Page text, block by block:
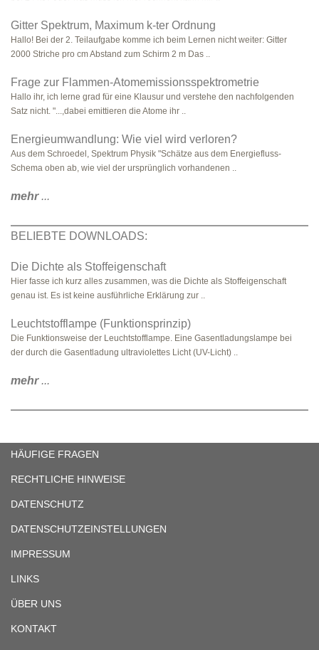
Gitter Spektrum, Maximum k-ter Ordnung
Hallo! Bei der 2. Teilaufgabe komme ich beim Lernen nicht weiter: Gitter
2000 Striche pro cm Abstand zum Schirm 2 m Das ..
Frage zur Flammen-Atomemissionsspektrometrie
Hallo ihr, ich lerne grad für eine Klausur und verstehe den nachfolgenden
Satz nicht. "...,dabei emittieren die Atome ihr ..
Energieumwandlung: Wie viel wird verloren?
Aus dem Schroedel, Spektrum Physik "Schätze aus dem Energiefluss-
Schema oben ab, wie viel der ursprünglich vorhandenen ..
mehr...
BELIEBTE DOWNLOADS:
Die Dichte als Stoffeigenschaft
Hier fasse ich kurz alles zusammen, was die Dichte als Stoffeigenschaft
genau ist. Es ist keine ausführliche Erklärung zur ..
Leuchtstofflampe (Funktionsprinzip)
Die Funktionsweise der Leuchtstofflampe. Eine Gasentladungslampe bei
der durch die Gasentladung ultraviolettes Licht (UV-Licht) ..
mehr...
HÄUFIGE FRAGEN
RECHTLICHE HINWEISE
DATENSCHUTZ
DATENSCHUTZEINSTELLUNGEN
IMPRESSUM
LINKS
ÜBER UNS
KONTAKT